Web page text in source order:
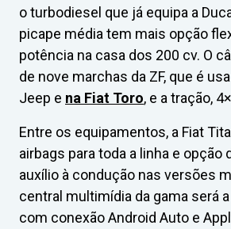
o turbodiesel que já equipa a
picape média tem mais opção
potência na casa dos 200 cv. O
de nove marchas da ZF, que é
Jeep e na Fiat Toro, e a tração,
Entre os equipamentos, a Fiat
airbags para toda a linha e opção
auxílio à condução nas versões
central multimídia da gama será
com conexão Android Auto e